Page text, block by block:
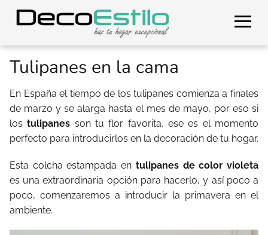
Tulipanes en la cama
En España el tiempo de los tulipanes comienza a finales
de marzo y se alarga hasta el mes de mayo, por eso si
los tulipanes son tu flor favorita, ese es el momento
perfecto para introducirlos en la decoración de tu hogar.
Esta colcha estampada en tulipanes de color violeta
es una extraordinaria opción para hacerlo, y así poco a
poco, comenzaremos a introducir la primavera en el
ambiente.